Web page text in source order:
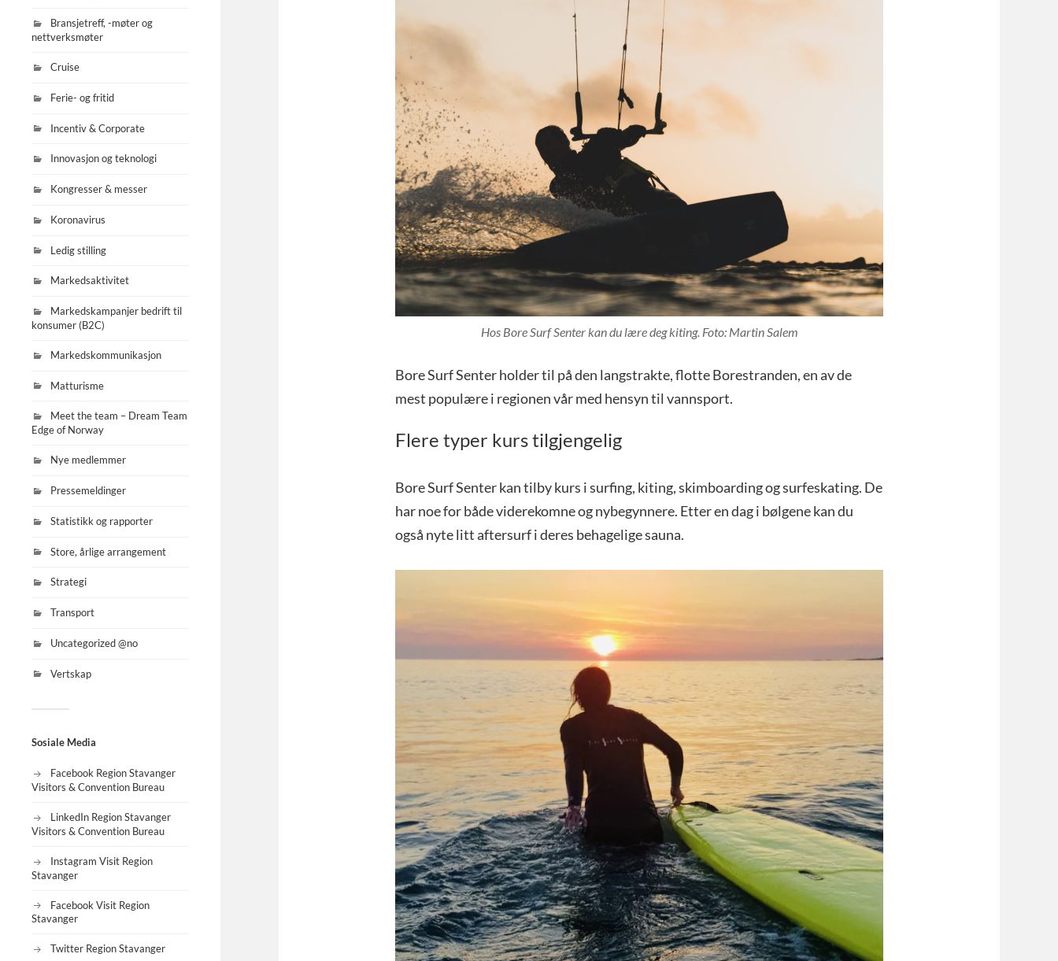
Bransjetreff, -møter og
nettverksmøter
Cruise
Ferie- og fritid
Incentiv & Corporate
Innovasjon og teknologi
Kongresser & messer
Koronavirus
Ledig stilling
Markedsaktivitet
Markedskampanjer bedrift til
konsumer (B2C)
Markedskommunikasjon
Matturisme
Meet the team – Dream Team
Edge of Norway
Nye medlemmer
Pressemeldinger
Statistikk og rapporter
Store, årlige arrangement
Strategi
Transport
Uncategorized @no
Vertskap
Sosiale Media
Facebook Region Stavanger
Visitors & Convention Bureau
LinkedIn Region Stavanger
Visitors & Convention Bureau
Instagram Visit Region
Stavanger
Facebook Visit Region
Stavanger
Twitter Region Stavanger
Hos Bore Surf Senter kan du lære deg kiting. Foto: Martin Salem
Bore Surf Senter holder til på den langstrakte, flotte Borestranden, en av de
mest populære i regionen vår med hensyn til vannsport.
Flere typer kurs tilgjengelig
Bore Surf Senter kan tilby kurs i surfing, kiting, skimboarding og surfeskating. De
har noe for både viderekomne og nybegynnere. Etter en dag i bølgene kan du
også nyte litt aftersurf i deres behagelige sauna.